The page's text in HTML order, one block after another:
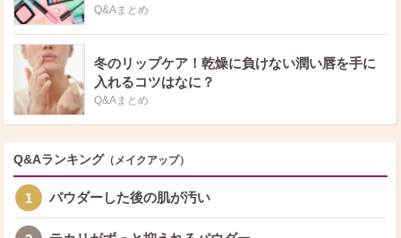
Q&Aまとめ
冬のリップケア！乾燥に負けない潤い唇を手に
入れるコツはなに？
Q&Aまとめ
Q&Aランキング （メイクアップ）
1 パウダーした後の肌が汚い